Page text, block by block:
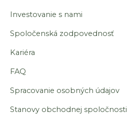
Investovanie s nami
Spoločenská zodpovednosť
Kariéra
FAQ
Spracovanie osobných údajov
Stanovy obchodnej spoločnosti